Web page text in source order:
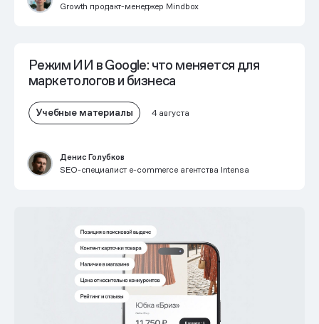
Growth продакт-менеджер Mindbox
Режим ИИ в Google: что меняется для
маркетологов и бизнеса
Учебные материалы 4 августа
Денис Голубков
SEO-специалист e-commerce агентства Intensa